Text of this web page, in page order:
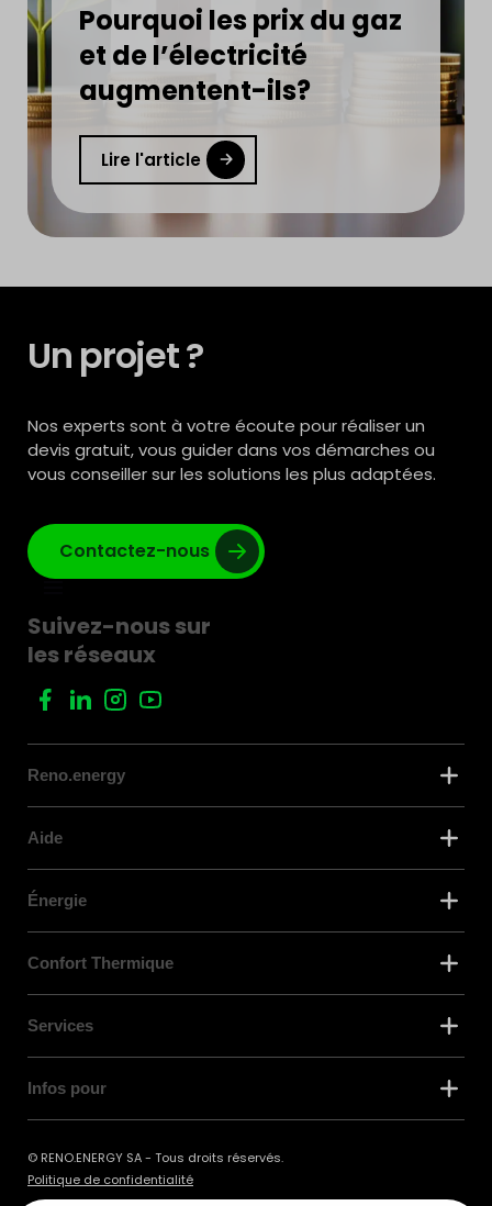
Pourquoi les prix du gaz
et de l’électricité
augmentent-ils?
Lire l'article
Un projet ?
Nos experts sont à votre écoute pour réaliser un
devis gratuit, vous guider dans vos démarches ou
vous conseiller sur les solutions les plus adaptées.
Contactez-nous
Suivez-nous sur
les réseaux
Reno.energy
Aide
Énergie
Confort Thermique
Services
Infos pour
© RENO.ENERGY SA - Tous droits réservés.
Politique de confidentialité